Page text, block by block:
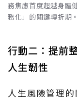
務焦慮首度超越身體
務化」的關鍵轉折期。
行動二：提前
人生韌性
人生風險管理